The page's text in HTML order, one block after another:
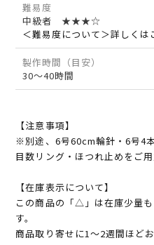
難易度
中級者 ★★★☆
＜難易度について＞詳しくは
製作時間（目安）
30～40時間
【注意事項】
※別途、6号60cm輪針・6号4
目数リング・ほつれ止めをご用
【在庫表示について】
この商品の「△」は在庫少量
す。
商品取り寄せに1～2週間ほど